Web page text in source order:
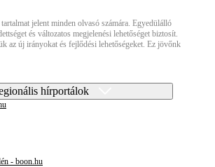
jelent minden olvasó számára. Egyedülálló
és változatos megjelenési lehetőséget biztosít.
az új irányokat és fejlődési lehetőségeket. Ez jövőnk
hírportálok
- boon.hu